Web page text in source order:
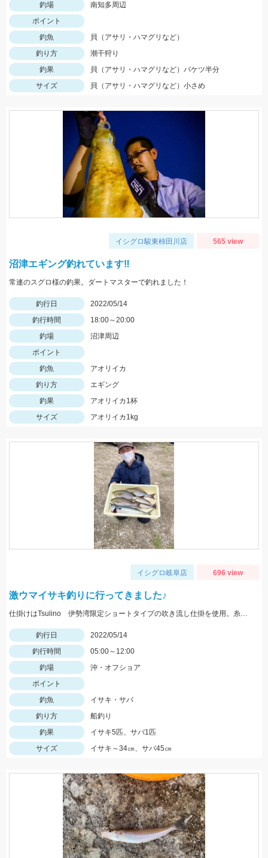
釣場
南知多周辺
ポイント
釣魚
貝（アサリ・ハマグリなど）
釣り方
潮干狩り
釣果
貝（アサリ・ハマグリなど）バケツ半分
サイズ
貝（アサリ・ハマグリなど）小さめ
イシグロ駿東柿田川店 565 view
沼津エギング釣れています‼
常連のスグロ様の釣果。ダートマスターで釣れました！
釣行日
2022/05/14
釣行時間
18:00～20:00
釣場
沼津周辺
ポイント
釣魚
アオリイカ
釣り方
エギング
釣果
アオリイカ1杯
サイズ
アオリイカ1kg
イシグロ岐阜店 696 view
激ウマイサキ釣りに行ってきました♪
仕掛けはTsulino 伊勢湾限定ショートタイプの吹き流し仕掛を使用。糸絡みも少なくオススメです！
釣行日
2022/05/14
釣行時間
05:00～12:00
釣場
沖・オフショア
ポイント
釣魚
イサキ・サバ
釣り方
船釣り
釣果
イサキ5匹、サバ1匹
サイズ
イサキ～34㎝、サバ45㎝